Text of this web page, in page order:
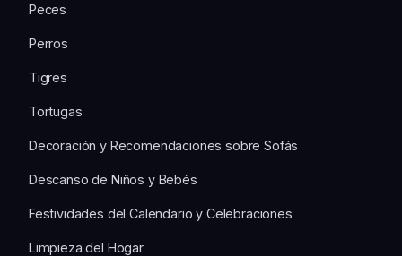
Peces
Perros
Tigres
Tortugas
Decoración y Recomendaciones sobre Sofás
Descanso de Niños y Bebés
Festividades del Calendario y Celebraciones
Limpieza del Hogar